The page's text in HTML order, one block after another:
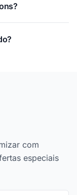
com
especiais